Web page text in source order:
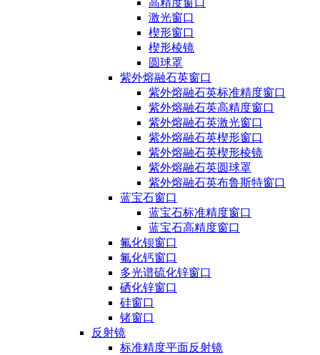
高精度窗口
激光窗口
楔形窗口
楔形棱镜
圆球罩
紫外熔融石英窗口
紫外熔融石英标准精度窗口
紫外熔融石英高精度窗口
紫外熔融石英激光窗口
紫外熔融石英楔形窗口
紫外熔融石英楔形棱镜
紫外熔融石英圆球罩
紫外熔融石英布鲁斯特窗口
蓝宝石窗口
蓝宝石标准精度窗口
蓝宝石高精度窗口
氟化钡窗口
氟化钙窗口
多光谱硫化锌窗口
硒化锌窗口
硅窗口
锗窗口
反射镜
标准精度平面反射镜